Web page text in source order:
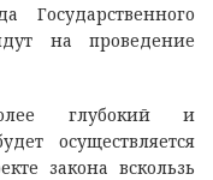
Государственного
на проведение
глубокий и
осуществляется
закона вскользь